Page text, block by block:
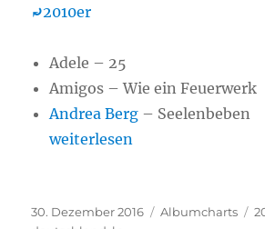
⤾2010er
Adele – 25
Amigos – Wie ein Feuerwerk
Andrea Berg – Seelenbeben
„Albumcharts (LP) 2016“
weiterlesen
Veröffentlicht
30. Dezember 2016 Kategorien
Albumcharts